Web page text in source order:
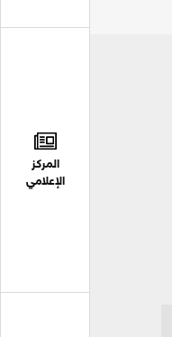
المركز
الإعلامي